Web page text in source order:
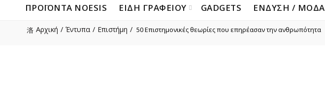
ΠΡΟΪΌΝΤΑ NOESIS ΕΙΔΗ ΓΡΑΦΕΙΟΥ GADGETS ΕΝΔΥΣΗ / ΜΟΔΑ
Αρχική Έντυπα Επιστήμη 50 Επιστημονικές θεωρίες που επηρέασαν την ανθρωπότητα